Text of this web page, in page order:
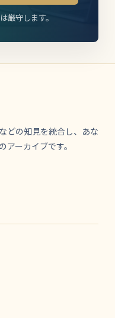
厳守します。
どの知見を統合し、あな
ーカイブです。